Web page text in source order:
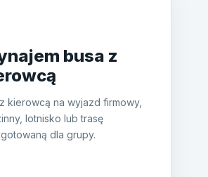
busa z
kierowcą na wyjazd firmowy,
lotnisko lub trasę
dla grupy.